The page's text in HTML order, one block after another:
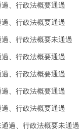
、行政法概要通過
、行政法概要通過
、行政法概要未通過
、行政法概要通過
、行政法概要通過
、行政法概要通過
、行政法概要通過
過、行政法概要未通過